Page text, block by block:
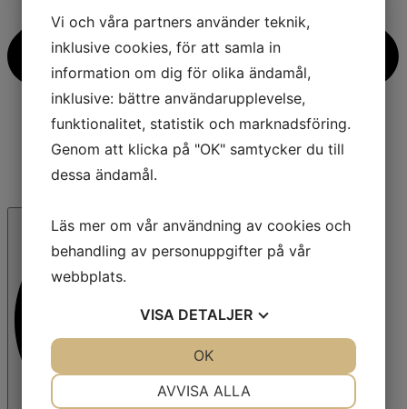
Vi och våra partners använder teknik,
inklusive cookies, för att samla in
information om dig för olika ändamål,
inklusive: bättre användarupplevelse,
funktionalitet, statistik och marknadsföring.
Genom att klicka på "OK" samtycker du till
dessa ändamål.
Läs mer om vår användning av cookies och
behandling av personuppgifter på vår
webbplats.
VISA DETALJER
AVVISA ALLA
OK